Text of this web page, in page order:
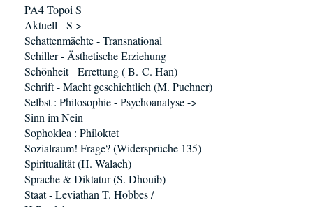
PA4 Topoi S
Aktuell - S >
Schattenmächte - Transnational
Schiller - Ästhetische Erziehung
Schönheit - Errettung ( B.-C. Han)
Schrift - Macht geschichtlich (M. Puchner)
Selbst : Philosophie - Psychoanalyse ->
Sinn im Nein
Sophoklea : Philoktet
Sozialraum! Frage? (Widersprüche 135)
Spiritualität (H. Walach)
Sprache & Diktatur (S. Dhouib)
Staat - Leviathan T. Hobbes /